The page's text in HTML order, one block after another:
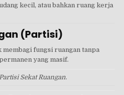
kecil, atau bahkan ruang kerja
(Partisi)
fungsi ruangan tanpa
yang masif.
Sekat Ruangan.